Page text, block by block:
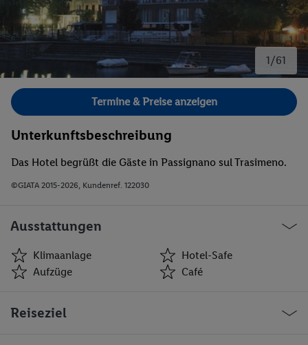
1/61
Bild 1 von 61.
Termine & Preise anzeigen
Unterkunftsbeschreibung
Das Hotel begrüßt die Gäste in Passignano sul Trasimeno.
©GIATA 2015-2026, Kundenref. 122030
Ausstattungen
Klimaanlage
Hotel-Safe
Aufzüge
Café
Aufzüge
Reiseziel